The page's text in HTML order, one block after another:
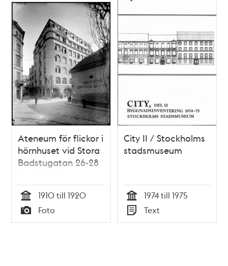
Ateneum för flickor i
hörnhuset vid Stora
Badstugatan 26-28
(nuvarande
Sveavägen 48).
Närmast Adolf
Fredriks Kyrkogatan
Tid
1910 till 1920
Typ
Foto
City II / Stockholms
stadsmuseum
Tid
1974 till 1975
Typ
Text